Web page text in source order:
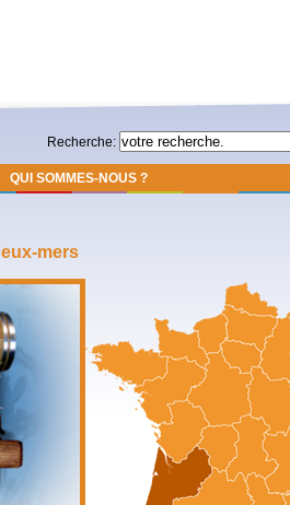
QUI SOMMES-NOUS ?
Recherche:
mers